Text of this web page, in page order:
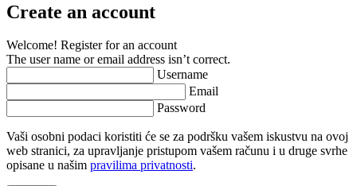
Create an account
Welcome! Register for an account
The user name or email address isn’t correct.
Username
Email
Password
Vaši osobni podaci koristiti će se za podršku vašem iskustvu na ovoj
web stranici, za upravljanje pristupom vašem računu i u druge svrhe
opisane u našim pravilima privatnosti.